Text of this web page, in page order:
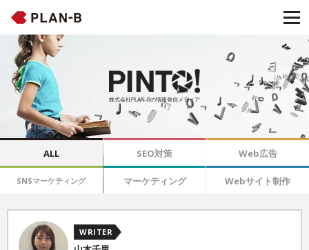
株式会社PLAN-Bの情報発信メディア
ALL SEO対策 Web広告
SNSマーケティング マーケティング Webサイト制作
WRITER